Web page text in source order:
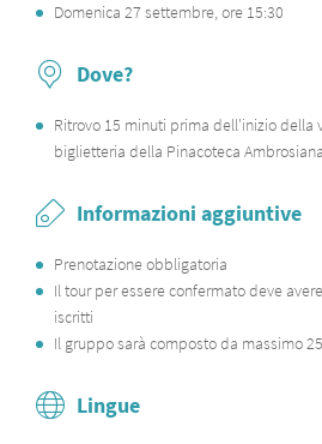
Domenica 27 settembre, ore 15:30
Dove?
Ritrovo 15 minuti prima dell'inizio della
biglietteria della Pinacoteca
Informazioni aggiuntive
Prenotazione obbligatoria
Il tour per essere confermato deve
iscritti
Il gruppo sarà composto da massimo
Lingue